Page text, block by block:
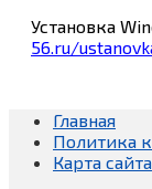
Установка
56.ru/
Главная
Политика
Карта сайта